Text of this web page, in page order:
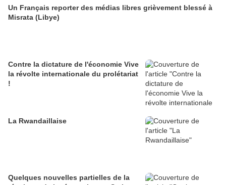
Un Français reporter des médias libres grièvement blessé à
Misrata (Libye)
Contre la dictature de l'économie Vive
la révolte internationale du prolétariat
!
La Rwandaillaise
Quelques nouvelles partielles de la